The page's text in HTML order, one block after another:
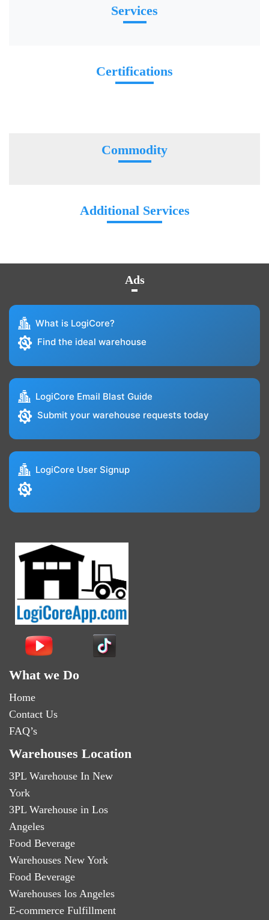
Services
Certifications
Commodity
Additional Services
Ads
What is LogiCore?
Find the ideal warehouse
LogiCore Email Blast Guide
Submit your warehouse requests today
LogiCore User Signup
What we Do
Home
Contact Us
FAQ’s
Warehouses Location
3PL Warehouse In New
York
3PL Warehouse in Los
Angeles
Food Beverage
Warehouses New York
Food Beverage
Warehouses los Angeles
E-commerce Fulfillment